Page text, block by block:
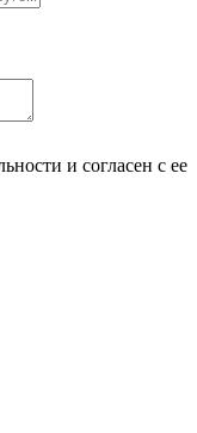
и согласен с ее